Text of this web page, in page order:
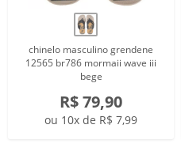
chinelo masculino grendene
12565 br786 mormaii wave iii
bege
R$ 79,90
ou 10x de R$ 7,99